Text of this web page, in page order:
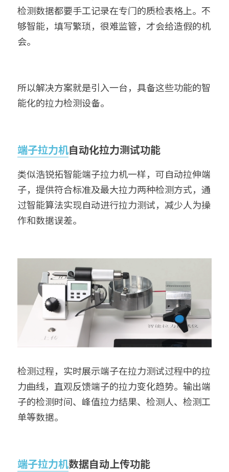
检测数据都要手工记录在专门的质检表格上。不
够智能，填写繁琐，很难监管，才会给造假的机
会。
所以解决方案就是引入一台，具备这些功能的智
能化的拉力检测设备。
端子拉力机自动化拉力测试功能
类似浩锐拓智能端子拉力机一样，可自动拉伸端
子，提供符合标准及最大拉力两种检测方式，通
过智能算法实现自动进行拉力测试，减少人为操
作和数据误差。
检测过程，实时展示端子在拉力测试过程中的拉
力曲线，直观反馈端子的拉力变化趋势。输出端
子的检测时间、峰值拉力结果、检测人、检测工
单等数据。
端子拉力机数据自动上传功能